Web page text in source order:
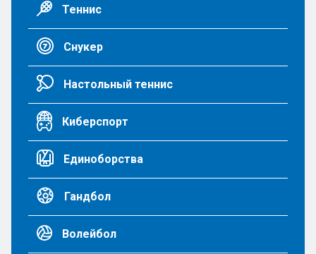
Теннис
Снукер
Настольный теннис
Киберспорт
Единоборства
Гандбол
Волейбол